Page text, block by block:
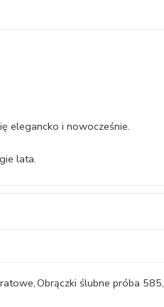
elegancko i nowocześnie.
lata.
,Obrączki ślubne próba 585,